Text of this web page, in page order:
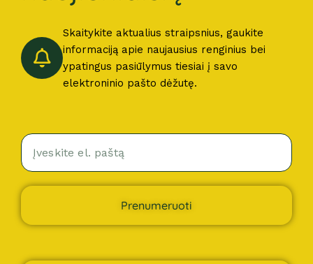
Skaitykite aktualius straipsnius, gaukite
informaciją apie naujausius renginius bei
ypatingus pasiūlymus tiesiai į savo
elektroninio pašto dėžutę.
Prenumeruoti